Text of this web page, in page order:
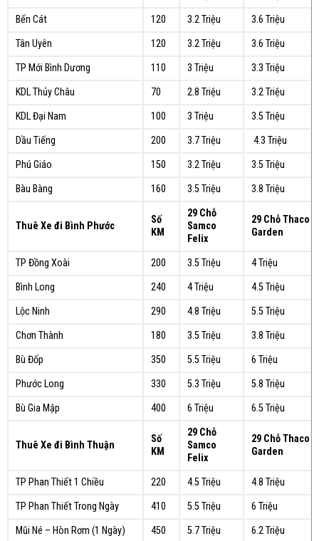
Bến Cát
120 3.2 Triệu
3.6 Triệu
Tân Uyên
120 3.2 Triệu
3.6 Triệu
TP Mới Bình Dương
110 3 Triệu
3.3 Triệu
KDL Thủy Châu
70 2.8 Triệu
3.2 Triệu
KDL Đại Nam
100 3 Triệu
3.5 Triệu
Dầu Tiếng
200 3.7 Triệu
4.3 Triệu
Phú Giáo
150 3.2 Triệu
3.5 Triệu
Bàu Bàng
160 3.5 Triệu 3.8 Triệu
Thuê Xe đi Bình Phước
Số
KM
29 Chỗ
Samco
Felix
29 Chỗ Thaco
Garden
TP Đồng Xoài 200 3.5 Triệu
4 Triệu
Bình Long
240 4 Triệu
4.5 Triệu
Lộc Ninh
290 4.8 Triệu
5.5 Triệu
Chơn Thành
180 3.5 Triệu
3.8 Triệu
Bù Đốp
350 5.5 Triệu
6 Triệu
Phước Long
330 5.3 Triệu
5.8 Triệu
Bù Gia Mập
400 6 Triệu 6.5 Triệu
Thuê Xe đi Bình Thuận
Số
KM
29 Chỗ
Samco
Felix
29 Chỗ Thaco
Garden
TP Phan Thiết 1 Chiều 220 4.5 Triệu
4.8 Triệu
TP Phan Thiết Trong Ngày
410 5.5 Triệu
6 Triệu
Mũi Né – Hòn Rơm (1 Ngày)
450 5.7 Triệu
6.2 Triệu